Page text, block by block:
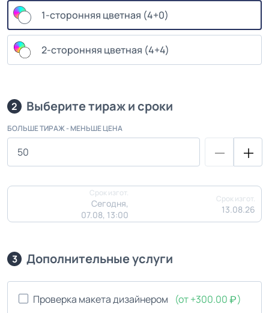
1-сторонняя цветная (4+0)
2-сторонняя цветная (4+4)
2 Выберите тираж и сроки
БОЛЬШЕ ТИРАЖ - МЕНЬШЕ ЦЕНА
Срок изгот.
Сегодня,
07.08, 13:00
Срок изгот.
13.08.26
3 Дополнительные услуги
Проверка макета дизайнером (от +300.00 )